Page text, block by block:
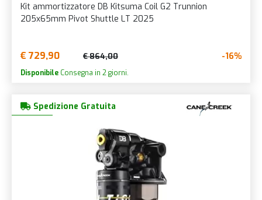
Kit ammortizzatore DB Kitsuma Coil G2 Trunnion
205x65mm Pivot Shuttle LT 2025
€ 729,90 € 864,00 -16%
Disponibile Consegna in 2 giorni.
Spedizione Gratuita